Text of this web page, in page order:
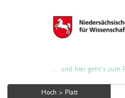
... und hier geht's zum
Hoch > Platt